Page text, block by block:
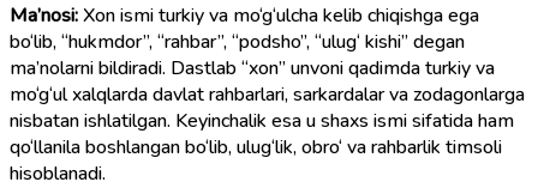
Ma’nosi:Xon ismi turkiy va mo‘g‘ulcha kelib chiqishga ega
bo‘lib, “hukmdor”, “rahbar”, “podsho”, “ulug‘ kishi” degan
ma’nolarni bildiradi. Dastlab “xon” unvoni qadimda turkiy va
mo‘g‘ul xalqlarda davlat rahbarlari, sarkardalar va zodagonlarga
nisbatan ishlatilgan. Keyinchalik esa u shaxs ismi sifatida ham
qo‘llanila boshlangan bo‘lib, ulug‘lik, obro‘ va rahbarlik timsoli
hisoblanadi.